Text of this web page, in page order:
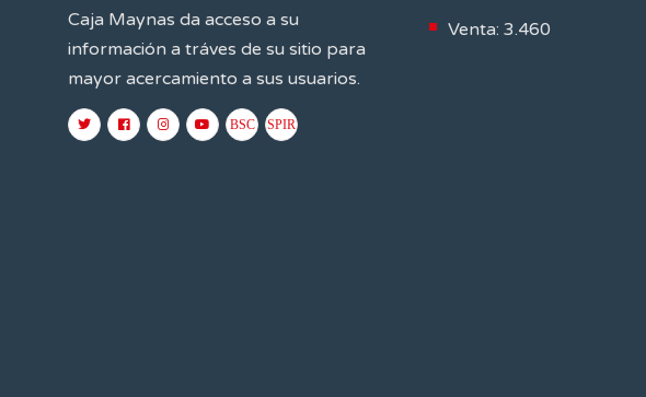
Caja Maynas da acceso a su
información a tráves de su sitio para
mayor acercamiento a sus usuarios.
Venta: 3.460